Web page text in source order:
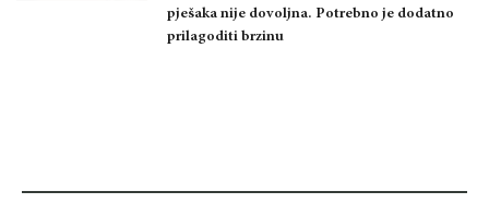
pješaka nije dovoljna. Potrebno je dodatno
prilagoditi brzinu